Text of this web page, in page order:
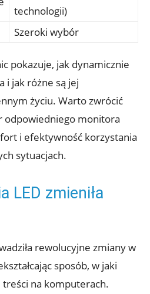
technologii)
Szeroki wybór
pokazuje, jak dynamicznie
i jak różne są jej
życiu. Warto zwrócić
odpowiedniego monitora
i efektywność korzystania
sytuacjach.
LED zmieniła
rewolucyjne zmiany w
sposób, w jaki
na komputerach.